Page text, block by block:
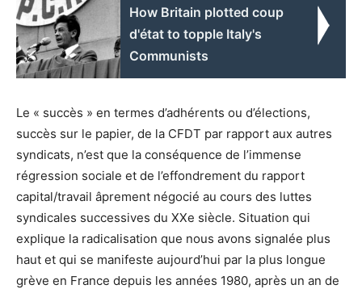
How Britain plotted coup
d'état to topple Italy's
Communists
Le « succès » en termes d’adhérents ou d’élections,
succès sur le papier, de la CFDT par rapport aux autres
syndicats, n’est que la conséquence de l’immense
régression sociale et de l’effondrement du rapport
capital/travail âprement négocié au cours des luttes
syndicales successives du XXe siècle. Situation qui
explique la radicalisation que nous avons signalée plus
haut et qui se manifeste aujourd’hui par la plus longue
grève en France depuis les années 1980, après un an de